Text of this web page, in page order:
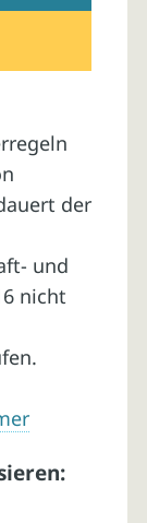
der
und
nicht